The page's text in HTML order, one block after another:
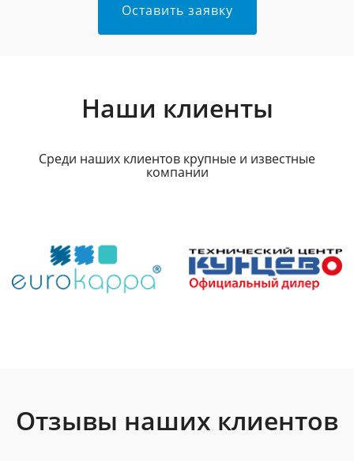
Оставить заявку
Наши клиенты
Среди наших клиентов крупные и известные
компании
Отзывы наших клиентов